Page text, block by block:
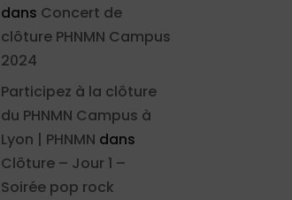
dans Concert de
clôture PHNMN Campus
2024
Participez à la clôture
du PHNMN Campus à
Lyon | PHNMN dans
Clôture – Jour 1 –
Soirée pop rock